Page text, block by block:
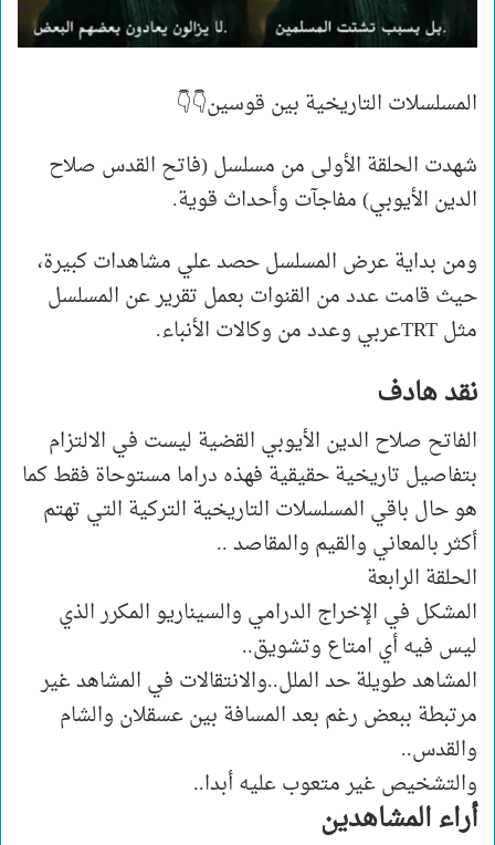
المسلسلات التاريخية بين قوسين👇👇
شهدت الحلقة الأولى من مسلسل (فاتح القدس صلاح
الدين الأيوبي) مفاجآت وأحداث قوية.
ومن بداية عرض المسلسل حصد علي مشاهدات كبيرة،
حيث قامت عدد من القنوات بعمل تقرير عن المسلسل
مثل TRTعربي وعدد من وكالات الأنباء.
نقد هادف
الفاتح صلاح الدين الأيوبي القضية ليست في الالتزام
بتفاصيل تاريخية حقيقية فهذه دراما مستوحاة فقط كما
هو حال باقي المسلسلات التاريخية التركية التي تهتم
أكثر بالمعاني والقيم والمقاصد ..
الحلقة الرابعة
المشكل في الإخراج الدرامي والسيناريو المكرر الذي
ليس فيه أي امتاع وتشويق..
المشاهد طويلة حد الملل..والانتقالات في المشاهد غير
مرتبطة ببعض رغم بعد المسافة بين عسقلان والشام
والقدس..
والتشخيص غير متعوب عليه أبدا..
أراء المشاهدين